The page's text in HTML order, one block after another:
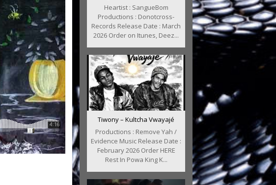
Heartist : SangueBom
Productions : Donotcross-
Records Release Date : March
2026 Order on Itunes, Deez...
Tiwony – Kultcha Vwayajé
Productions : Remove Yah /
Evidence Music Release Date :
February 2026 Order HERE
Rest In Powa King K...